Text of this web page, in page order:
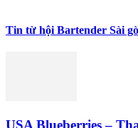
Tin từ hội Bartender Sài
USA Blueberries –